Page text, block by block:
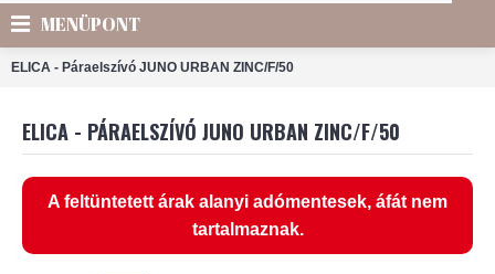
MENÜPONT
ELICA - Páraelszívó JUNO URBAN ZINC/F/50
ELICA - PÁRAELSZÍVÓ JUNO URBAN ZINC/F/50
A feltüntetett árak alanyi adómentesek, áfát nem
tartalmaznak.